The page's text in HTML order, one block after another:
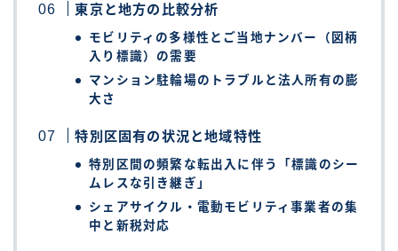
東京と地方の比較分析
モビリティの多様性とご当地ナンバー（図柄
入り標識）の需要
マンション駐輪場のトラブルと法人所有の膨
大さ
特別区固有の状況と地域特性
特別区間の頻繁な転出入に伴う「標識のシー
ムレスな引き継ぎ」
シェアサイクル・電動モビリティ事業者の集
中と新税対応